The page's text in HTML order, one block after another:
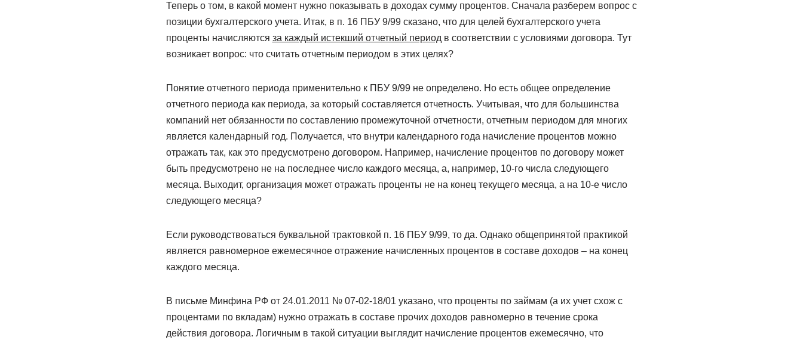
Теперь о том, в какой момент нужно показывать в доходах сумму процентов. Сначала разберем вопрос с
позиции бухгалтерского учета. Итак, в п. 16 ПБУ 9/99 сказано, что для целей бухгалтерского учета
проценты начисляются за каждый истекший отчетный период в соответствии с условиями договора. Тут
возникает вопрос: что считать отчетным периодом в этих целях?
Понятие отчетного периода применительно к ПБУ 9/99 не определено. Но есть общее определение
отчетного периода как периода, за который составляется отчетность. Учитывая, что для большинства
компаний нет обязанности по составлению промежуточной отчетности, отчетным периодом для многих
является календарный год. Получается, что внутри календарного года начисление процентов можно
отражать так, как это предусмотрено договором. Например, начисление процентов по договору может
быть предусмотрено не на последнее число каждого месяца, а, например, 10-го числа следующего
месяца. Выходит, организация может отражать проценты не на конец текущего месяца, а на 10-е число
следующего месяца?
Если руководствоваться буквальной трактовкой п. 16 ПБУ 9/99, то да. Однако общепринятой практикой
является равномерное ежемесячное отражение начисленных процентов в составе доходов – на конец
каждого месяца.
В письме Минфина РФ от 24.01.2011 № 07-02-18/01 указано, что проценты по займам (а их учет схож с
процентами по вкладам) нужно отражать в составе прочих доходов равномерно в течение срока
действия договора. Логичным в такой ситуации выглядит начисление процентов ежемесячно, что